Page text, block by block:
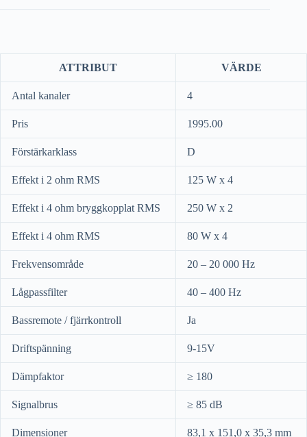
ATTRIBUT VÄRDE
Antal kanaler 4
Pris 1995.00
Förstärkarklass D
Effekt i 2 ohm RMS 125 W x 4
Effekt i 4 ohm bryggkopplat RMS 250 W x 2
Effekt i 4 ohm RMS 80 W x 4
Frekvensområde 20 – 20 000 Hz
Lågpassfilter 40 – 400 Hz
Bassremote / fjärrkontroll Ja
Driftspänning 9-15V
Dämpfaktor ≥ 180
Signalbrus ≥ 85 dB
Dimensioner 83,1 x 151,0 x 35,3 mm